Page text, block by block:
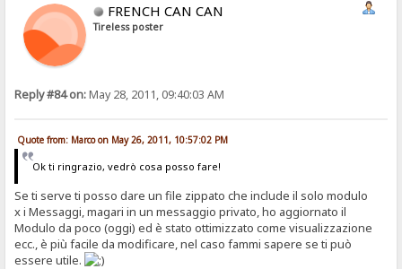
FRENCH CAN CAN
Tireless poster
Reply #84 on:May 28, 2011, 09:40:03 AM
Quote from: Marco on May 26, 2011, 10:57:02 PM
Ok ti ringrazio, vedrò cosa posso fare!
Se ti serve ti posso dare un file zippato che include il solo modulo
x i Messaggi, magari in un messaggio privato, ho aggiornato il
Modulo da poco (oggi) ed è stato ottimizzato come visualizzazione
ecc., è più facile da modificare, nel caso fammi sapere se ti può
essere utile.